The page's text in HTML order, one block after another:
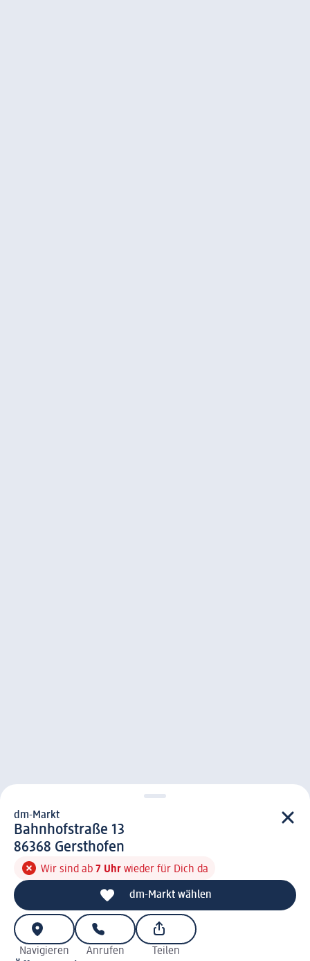
d m-Markt
dm-Markt
Bahnhofstraße 13
8 6 3 6 8
86368 Gersthofen
Wir sind ab 7 Uhr wieder für Dich da
dm-Markt wählen
Navigieren Anrufen Teilen